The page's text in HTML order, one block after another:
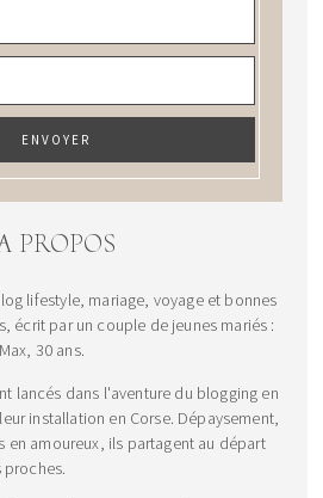
PROPOS
lifestyle, mariage, voyage et bonnes
écrit par un couple de jeunes mariés :
30 ans.
lancés dans l'aventure du blogging en
installation en Corse. Dépaysement,
en amoureux, ils partagent au départ